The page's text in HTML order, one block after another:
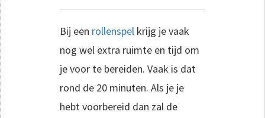
Bij een rollenspel krijg je vaak
nog wel extra ruimte en tijd om
je voor te bereiden. Vaak is dat
rond de 20 minuten. Als je je
hebt voorbereid dan zal de